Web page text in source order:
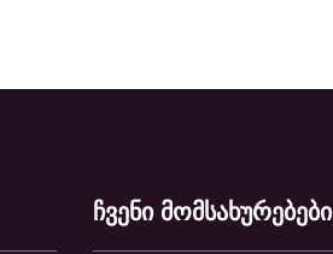
ჩვენი მომსახურებები